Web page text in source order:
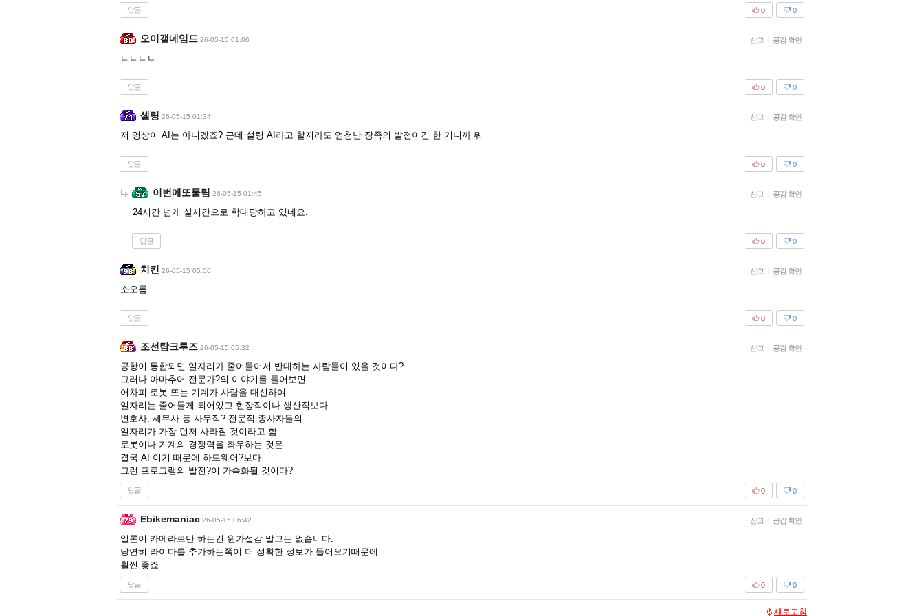
답글 0
0
오이갤네임드 26-05-15 01:06 신고 | 공감 확인
ㄷㄷㄷㄷ
답글 0
0
셸링 26-05-15 01:34 신고 | 공감 확인
저 영상이 AI는 아니겠죠? 근데 설령 AI라고 할지라도 엄청난 장족의 발전이긴 한 거니까 뭐
답글 0
0
이번에또물림 26-05-15 01:45 신고 | 공감 확인
24시간 넘게 실시간으로 학대당하고 있네요.
답글 0
0
치킨 26-05-15 05:06 신고 | 공감 확인
소오름
답글 0
0
조선탐크루즈 26-05-15 05:32 신고 | 공감 확인
공항이 통합되면 일자리가 줄어들어서 반대하는 사람들이 있을 것이다?
그러나 아마추어 전문가?의 이야기를 들어보면
어차피 로봇 또는 기계가 사람을 대신하여
일자리는 줄어들게 되어있고 현장직이나 생산직보다
변호사, 세무사 등 사무직? 전문직 종사자들의
일자리가 가장 먼저 사라질 것이라고 함
로봇이나 기계의 경쟁력을 좌우하는 것은
결국 AI 이기 때문에 하드웨어?보다
그런 프로그램의 발전?이 가속화될 것이다?
답글 0
0
Ebikemaniac 26-05-15 06:42 신고 | 공감 확인
일론이 카메라로만 하는건 원가절감 말고는 없습니다.
당연히 라이다를 추가하는쪽이 더 정확한 정보가 들어오기때문에
훨씬 좋죠
답글 0
0
새로고침